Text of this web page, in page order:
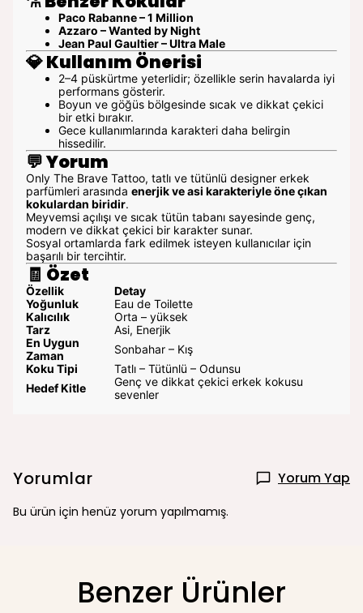
Paco Rabanne – 1 Million
Azzaro – Wanted by Night
Jean Paul Gaultier – Ultra Male
💎Kullanım Önerisi
2–4 püskürtme yeterlidir; özellikle serin havalarda iyi
performans gösterir.
Boyun ve göğüs bölgesinde sıcak ve dikkat çekici
bir etki bırakır.
Gece kullanımlarında karakteri daha belirgin
hissedilir.
💬Yorum
Only The Brave Tattoo, tatlı ve tütünlü designer erkek
parfümleri arasında enerjik ve asi karakteriyle öne çıkan
kokulardan biridir.
Meyvemsi açılışı ve sıcak tütün tabanı sayesinde genç,
modern ve dikkat çekici bir karakter sunar.
Sosyal ortamlarda fark edilmek isteyen kullanıcılar için
başarılı bir tercihtir.
🧾 Özet
Özellik
Detay
Yoğunluk
Eau de Toilette
Kalıcılık
Orta – yüksek
Tarz
Asi, Enerjik
En Uygun
Zaman
Sonbahar – Kış
Koku Tipi
Tatlı – Tütünlü – Odunsu
Hedef Kitle
Genç ve dikkat çekici erkek kokusu
sevenler
Yorumlar Yorum Yap
Bu ürün için henüz yorum yapılmamış.
Benzer Ürünler